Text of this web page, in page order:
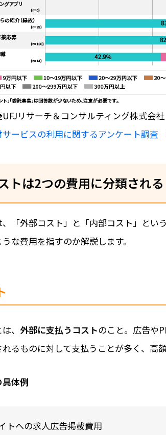
UFJリサーチ＆コンサルティング株式会
サービスの利用に関するアンケート調
トは2つの費用に分類される
「外部コスト」と「内部コスト」とい
な費用を指すのか解説します。
、 外部に支払うコストのこと。広告や
るものに対して支払うことが多く、高
体例
トへの求人広告掲載費用